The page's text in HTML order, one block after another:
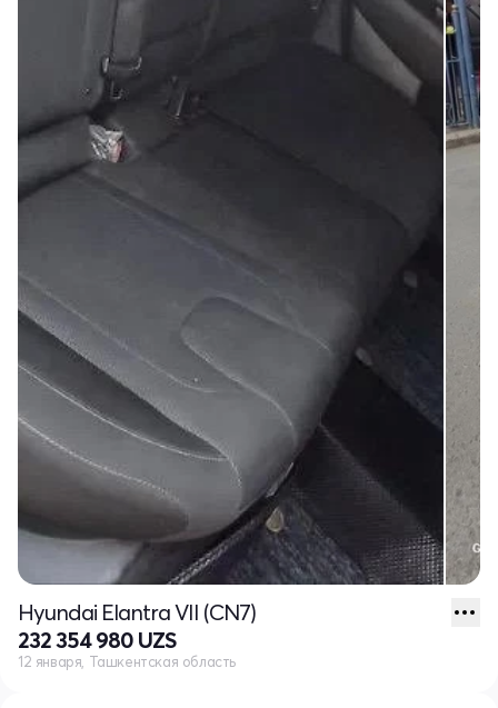
Hyundai Elantra VII (CN7)
232 354 980 UZS
12 января, Ташкентская область